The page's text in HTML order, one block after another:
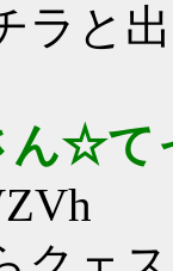
ラと
ん☆て